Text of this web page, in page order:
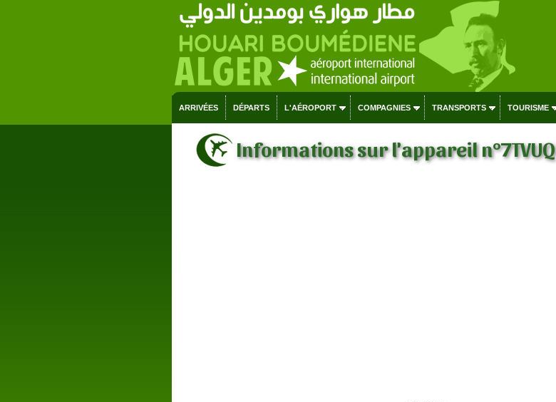
ARRIVÉES DÉPARTS L'AÉROPORT COMPAGNIES TRANSPORTS TOURISME
Informations sur l'appareil n°7TVUQ